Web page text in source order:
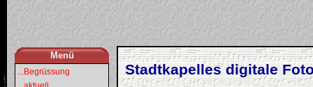
Menü
...Begrüssung
Stadtkapelles digitale